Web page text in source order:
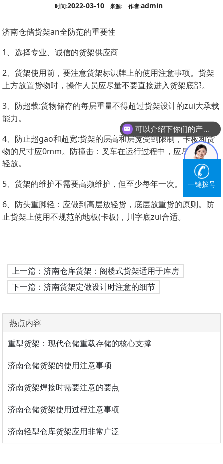
时间:2022-03-10 来源: 作者:admin
济南仓储货架an全防范的重要性
1、选择专业、诚信的货架供应商
2、货架使用前，要注意货架标识牌上的使用注意事项。货架
上方放置货物时，操作人员应尽量不要直接进入货架底部。
3、防超载:货物储存的每层重量不得超过货架设计的zui大承载
能力。
4、防止超gao和超宽:货架的层高和层宽受到限制，卡板和货
物的尺寸应0mm。防撞击：叉车在运行过程中，应尽量轻拿
轻放。
5、货架的维护不需要高频维护，但至少每年一次。
6、防头重脚轻：应做到高层放轻货，底层放重货的原则。防
止货架上使用不规范的地板(卡板)，川字底zui合适。
上一篇：济南仓库货架：阁楼式货架适用于库房
下一篇：济南货架定做设计时注意的细节
热点内容
重型货架：现代仓储重载存储的核心支撑
济南仓储货架的使用注意事项
济南货架焊接时需要注意的要点
济南仓储货架使用过程注意事项
济南轻型仓库货架应用非常广泛
一键拨号
可以介绍下你们的产品么？